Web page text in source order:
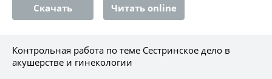
Скачать Читать online
Контрольная работа по теме Сестринское дело в
акушерстве и гинекологии